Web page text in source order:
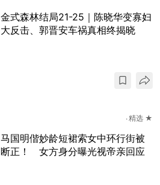
金式森林结局21-25｜陈晓华变寡妇
大反击、郭晋安车祸真相终揭晓
精选 ★
马国明偕妙龄短裙索女中环行街被
断正！ 女方身分曝光视帝亲回应